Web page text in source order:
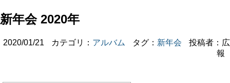
新年会 2020年
2020/01/21 カテゴリ： アルバム タグ： 新年会
投稿者：広
報